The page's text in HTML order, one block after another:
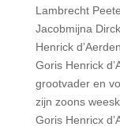
Lambrecht
Jacobmijna
Henrick
Goris Henrick
grootvader en
zijn zoons
Goris Henricx